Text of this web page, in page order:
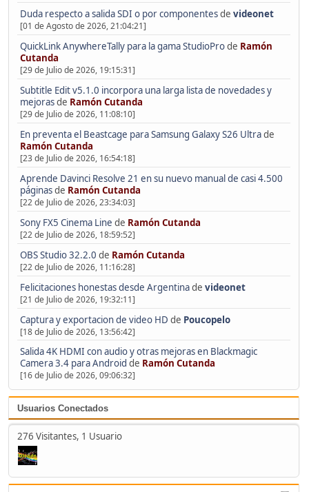
Duda respecto a salida SDI o por componentesde videonet
[01 de Agosto de 2026, 21:04:21]
QuickLink AnywhereTally para la gama StudioProde Ramón
Cutanda
[29 de Julio de 2026, 19:15:31]
Subtitle Edit v5.1.0 incorpora una larga lista de novedades y
mejorasde Ramón Cutanda
[29 de Julio de 2026, 11:08:10]
En preventa el Beastcage para Samsung Galaxy S26 Ultrade
Ramón Cutanda
[23 de Julio de 2026, 16:54:18]
Aprende Davinci Resolve 21 en su nuevo manual de casi 4.500
páginasde Ramón Cutanda
[22 de Julio de 2026, 23:34:03]
Sony FX5 Cinema Line de Ramón Cutanda
[22 de Julio de 2026, 18:59:52]
OBS Studio 32.2.0 de Ramón Cutanda
[22 de Julio de 2026, 11:16:28]
Felicitaciones honestas desde Argentinade videonet
[21 de Julio de 2026, 19:32:11]
Captura y exportacion de video HD de Poucopelo
[18 de Julio de 2026, 13:56:42]
Salida 4K HDMI con audio y otras mejoras en Blackmagic
Camera 3.4 para Android de Ramón Cutanda
[16 de Julio de 2026, 09:06:32]
Usuarios Conectados
276 Visitantes, 1 Usuario